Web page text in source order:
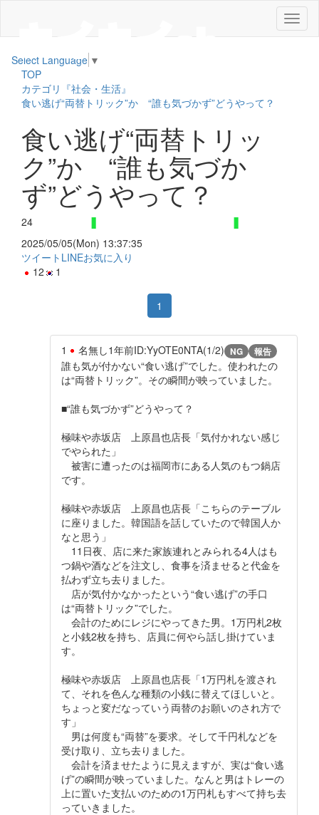
メ
ニ
Select Language ▼
TOP
カテゴリ『社会・生活』
食い逃げ“両替トリック”か “誰も気づかず”どうやって？
食い逃げ“両替トリッ
ク”か “誰も気づか
ず”どうやって？
24
2025/05/05(Mon) 13:37:35
ツイート LINEお気に入り
12
1
1
1 名無し1年前ID:YyOTE0NTA(1/2) NG 報告
誰も気が付かない“食い逃げ”でした。使われたの
は“両替トリック”。その瞬間が映っていました。
■“誰も気づかず”どうやって？
極味や赤坂店 上原昌也店長「気付かれない感じ
でやられた」
被害に遭ったのは福岡市にある人気のもつ鍋店
です。
極味や赤坂店 上原昌也店長「こちらのテーブル
に座りました。韓国語を話していたので韓国人か
なと思う」
11日夜、店に来た家族連れとみられる4人はも
つ鍋や酒などを注文し、食事を済ませると代金を
払わず立ち去りました。
店が気付かなかったという“食い逃げ”の手口
は“両替トリック”でした。
会計のためにレジにやってきた男。1万円札2枚
と小銭2枚を持ち、店員に何やら話し掛けていま
す。
極味や赤坂店 上原昌也店長「1万円札を渡され
て、それを色んな種類の小銭に替えてほしいと。
ちょっと変だなっていう両替のお願いのされ方で
す」
男は何度も“両替”を要求。そして千円札などを
受け取り、立ち去りました。
会計を済ませたように見えますが、実は“食い逃
げ”の瞬間が映っていました。なんと男はトレーの
上に置いた支払いのための1万円札もすべて持ち去
っていきました。